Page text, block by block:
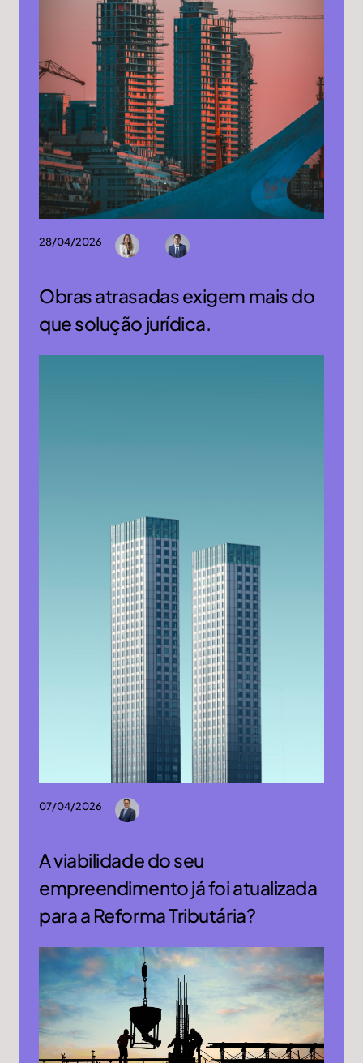
28/04/2026
Obras atrasadas exigem mais do
que solução jurídica.
07/04/2026
A viabilidade do seu
empreendimento já foi atualizada
para a Reforma Tributária?